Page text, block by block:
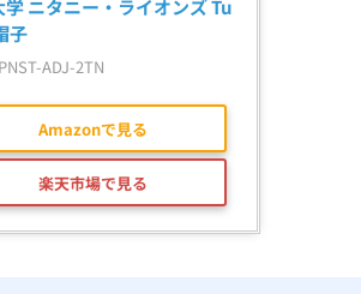
学 ニタニー・ライオンズ Tu
子
ADJ-2TN
Amazonで見る
楽天市場で見る